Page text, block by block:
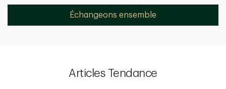
Échangeons ensemble
Articles Tendance